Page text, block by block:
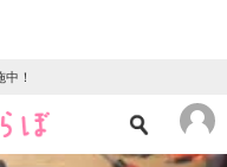
！